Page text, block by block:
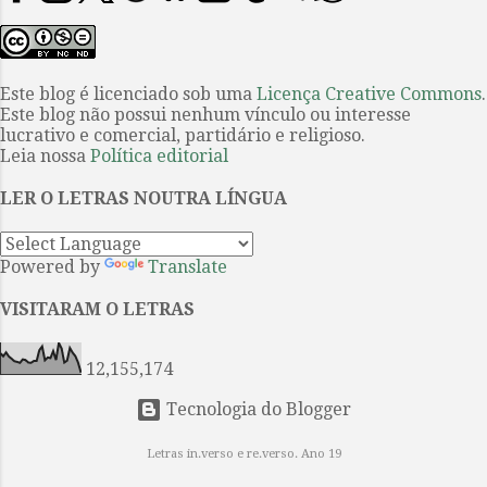
a ser produzido int...
em sua maioria, conhecem este
belo poema por meio da facilmente
encontrável tradução portuguesa
mais recentemente, tiveram acesso
à continuação da obra graças à
empreitada coletiva coordenada
por Guilherme Gontijo Flores, cujo
esforço resultou na publicação de
cul...
Este blog é licenciado sob uma Licença Creative Commons.
Este blog não possui nenhum vínculo ou interesse
lucrativo e comercial, partidário e religioso.
Leia nossa Política editorial
LER O LETRAS NOUTRA LÍNGUA
Powered by Translate
VISITARAM O LETRAS
12,155,174
Tecnologia do Blogger
Letras in.verso e re.verso. Ano 19